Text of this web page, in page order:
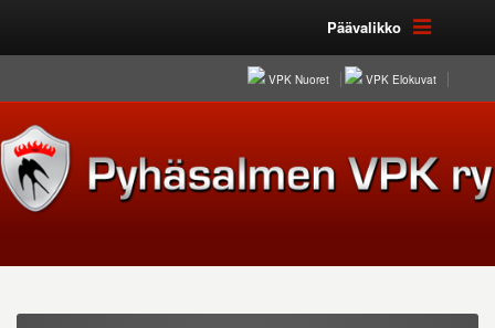
Päävalikko
VPK Nuoret VPK Elokuvat